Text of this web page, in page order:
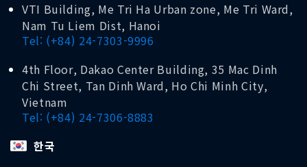
VTI Building, Me Tri Ha Urban zone, Me Tri Ward,
Nam Tu Liem Dist, Hanoi
Tel: (+84) 24-7303-9996
4th Floor, Dakao Center Building, 35 Mac Dinh
Chi Street, Tan Dinh Ward, Ho Chi Minh City,
Vietnam
Tel: (+84) 24-7306-8883
한국